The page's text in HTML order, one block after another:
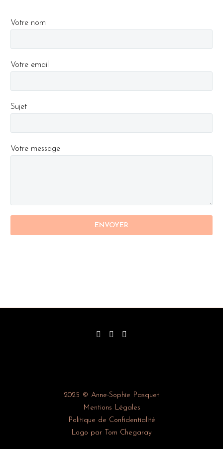
Votre nom
Votre email
Sujet
Votre message
2025 © Anne-Sophie Pasquet
Mentions Légales
Politique de Confidentialité
Logo par Tom Chegaray